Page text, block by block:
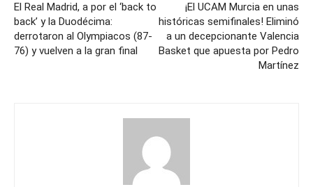
El Real Madrid, a por el ‘back to
back’ y la Duodécima:
derrotaron al Olympiacos (87-
76) y vuelven a la gran final
¡El UCAM Murcia en unas
históricas semifinales! Eliminó
a un decepcionante Valencia
Basket que apuesta por Pedro
Martínez